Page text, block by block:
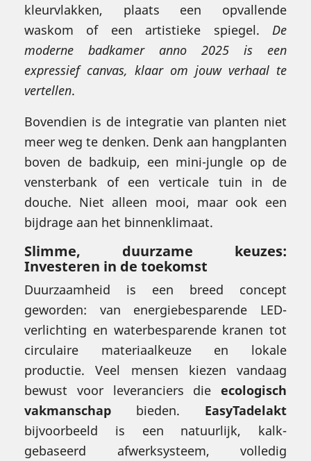
kleurvlakken, plaats een opvallende
waskom of een artistieke spiegel. De
moderne badkamer anno 2025 is een
expressief canvas, klaar om jouw verhaal te
vertellen.
Bovendien is de integratie van planten niet
meer weg te denken. Denk aan hangplanten
boven de badkuip, een mini-jungle op de
vensterbank of een verticale tuin in de
douche. Niet alleen mooi, maar ook een
bijdrage aan het binnenklimaat.
Slimme, duurzame keuzes:
Investeren in de toekomst
Duurzaamheid is een breed concept
geworden: van energiebesparende LED-
verlichting en waterbesparende kranen tot
circulaire materiaalkeuze en lokale
productie. Veel mensen kiezen vandaag
bewust voor leveranciers die ecologisch
vakmanschap bieden. EasyTadelakt
bijvoorbeeld is een natuurlijk, kalk-
gebaseerd afwerksysteem, volledig